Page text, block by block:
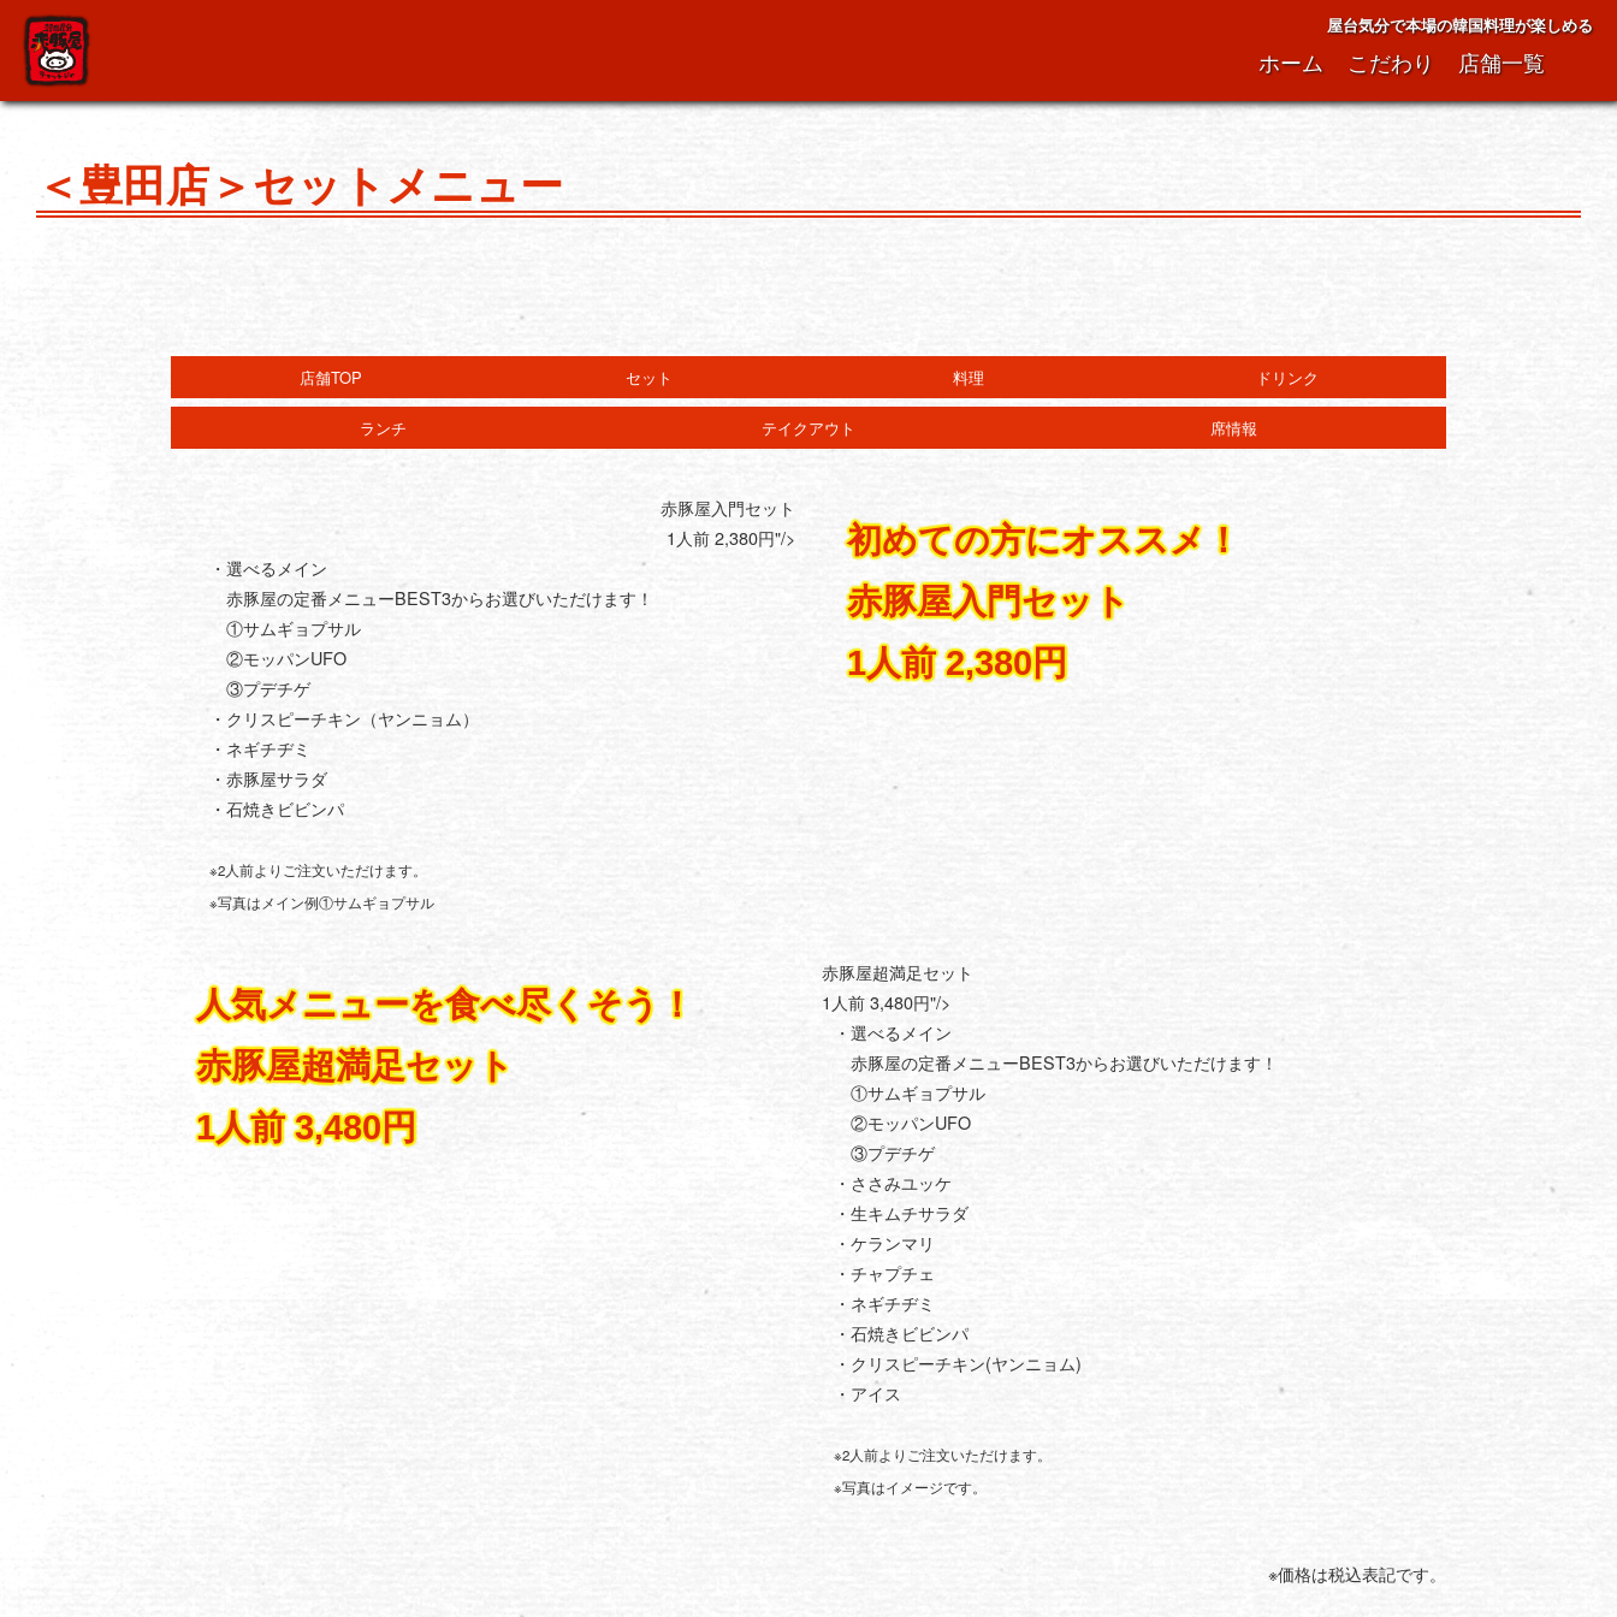
屋台気分で本場の韓国料理が楽しめる
ホーム こだわり 店舗一覧
＜豊田店＞セットメニュー
店舗TOP セット 料理 ドリンク
ランチ テイクアウト 席情報
初めての方にオススメ！
赤豚屋入門セット
1人前 2,380円
赤豚屋入門セット
1人前 2,380円"/>
・選べるメイン
赤豚屋の定番メニューBEST3からお選びいただけます！
①サムギョプサル
②モッパンUFO
③プデチゲ
・クリスピーチキン（ヤンニョム）
・ネギチヂミ
・赤豚屋サラダ
・石焼きビビンパ
※2人前よりご注文いただけます。
※写真はメイン例①サムギョプサル
人気メニューを食べ尽くそう！
赤豚屋超満足セット
1人前 3,480円
赤豚屋超満足セット
1人前 3,480円"/>
・選べるメイン
赤豚屋の定番メニューBEST3からお選びいただけます！
①サムギョプサル
②モッパンUFO
③プデチゲ
・ささみユッケ
・生キムチサラダ
・ケランマリ
・チャプチェ
・ネギチヂミ
・石焼きビビンパ
・クリスピーチキン(ヤンニョム)
・アイス
※2人前よりご注文いただけます。
※写真はイメージです。
※価格は税込表記です。